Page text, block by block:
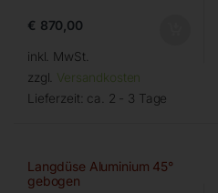
€ 870,00
inkl. MwSt.
zzgl. Versandkosten
Lieferzeit: ca. 2 - 3 Tage
Langdüse Aluminium 45°
gebogen